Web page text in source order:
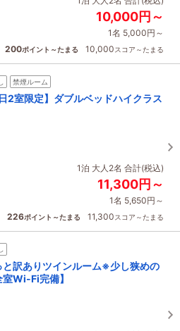
10,000円～
1名 5,000円～
200ポイント～たまる 10,000スコア～たまる
禁煙ルーム
2室限定】ダブルベッドハイクラス
1泊 大人2名 合計(税込)
11,300円～
1名 5,650円～
226ポイント～たまる 11,300スコア～たまる
と訳ありツインルーム※少し狭めの
Wi-Fi完備】